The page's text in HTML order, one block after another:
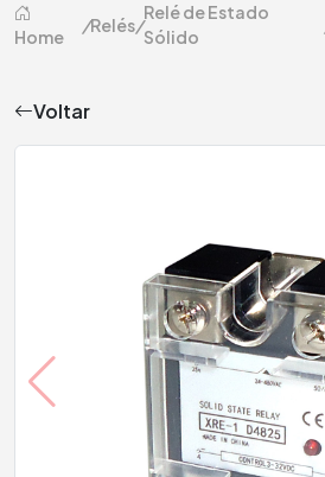
Home
/Relés/
Relé de Estado
Sólido
Voltar